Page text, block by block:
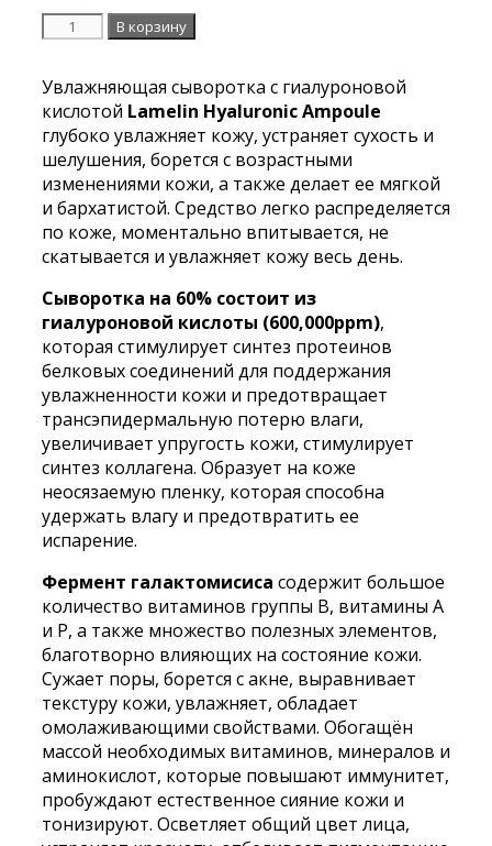
Количество
Увлажняющая
с
гиалуроновой
кислотой
Lamelin
Hyaluronic
Ampoule
50ml
В корзину
Увлажняющая сыворотка с гиалуроновой
кислотой Lamelin Hyaluronic Ampoule
глубоко увлажняет кожу, устраняет сухость и
шелушения, борется с возрастными
изменениями кожи, а также делает ее мягкой
и бархатистой. Средство легко распределяется
по коже, моментально впитывается, не
скатывается и увлажняет кожу весь день.
Сыворотка на 60% состоит из
гиалуроновой кислоты (600,000ppm),
которая стимулирует синтез протеинов
белковых соединений для поддержания
увлажненности кожи и предотвращает
трансэпидермальную потерю влаги,
увеличивает упругость кожи, стимулирует
синтез коллагена. Образует на коже
неосязаемую пленку, которая способна
удержать влагу и предотвратить ее
испарение.
Фермент галактомисиса содержит большое
количество витаминов группы B, витамины A
и P, а также множество полезных элементов,
благотворно влияющих на состояние кожи.
Сужает поры, борется с акне, выравнивает
текстуру кожи, увлажняет, обладает
омолаживающими свойствами. Обогащён
массой необходимых витаминов, минералов и
аминокислот, которые повышают иммунитет,
пробуждают естественное сияние кожи и
тонизируют. Осветляет общий цвет лица,